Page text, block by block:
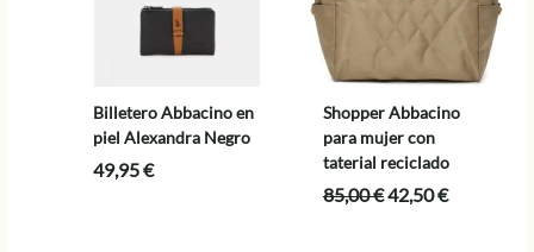
Billetero Abbacino en
piel Alexandra Negro
49,95€
Shopper Abbacino
para mujer con
taterial reciclado
85,00€El
42,50€El